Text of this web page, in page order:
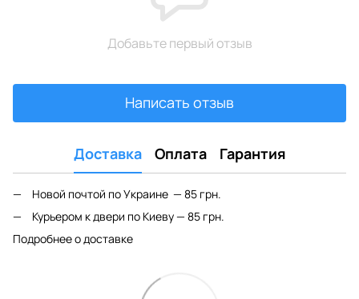
Добавьте первый отзыв
Написать отзыв
Доставка Оплата Гарантия
Новой почтой по Украине — 85 грн.
Курьером к двери по Киеву — 85 грн.
Подробнее о доставке